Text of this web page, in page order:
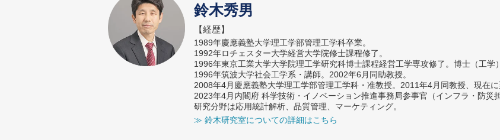
鈴木秀男
【経歴】
1989年慶應義塾大学理工学部管理工学科卒業。
1992年ロチェスター大学経営大学院修士課程修了。
1996年東京工業大学大学院理工学研究科博士課程経営工学専攻修了。博士（工学
1996年筑波大学社会工学系・講師。2002年6月同助教授。
2008年4月慶應義塾大学理工学部管理工学科・准教授。2011年4月同教授、現在に
2023年4月内閣府 科学技術・イノベーション推進事務局参事官（インフラ・防災
研究分野は応用統計解析、品質管理、マーケティング。
≫ 鈴木研究室についての詳細はこちら